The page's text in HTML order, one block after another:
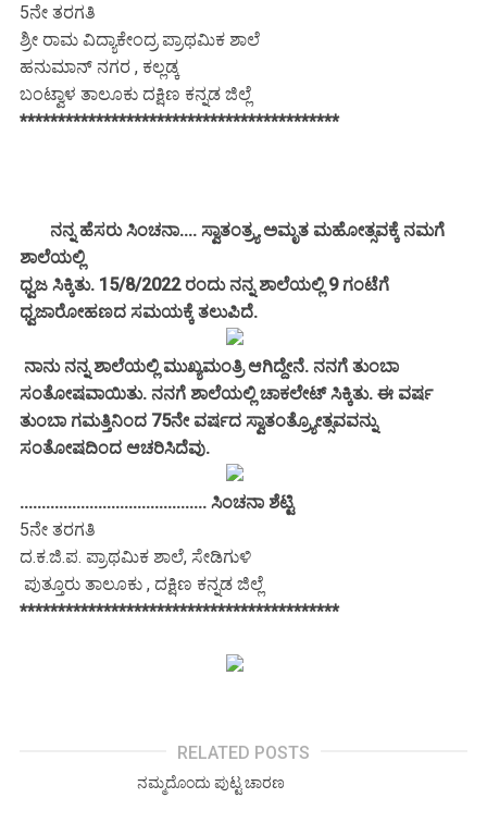
5ನೇ ತರಗತಿ
ಶ್ರೀ ರಾಮ ವಿದ್ಯಾಕೇಂದ್ರ ಪ್ರಾಥಮಿಕ ಶಾಲೆ
ಹನುಮಾನ್ ನಗರ , ಕಲ್ಲಡ್ಕ
ಬಂಟ್ವಾಳ ತಾಲೂಕು ದಕ್ಷಿಣ ಕನ್ನಡ ಜಿಲ್ಲೆ
******************************************
ನನ್ನ ಹೆಸರು ಸಿಂಚನಾ.... ಸ್ವಾತಂತ್ರ್ಯ ಅಮೃತ ಮಹೋತ್ಸವಕ್ಕೆ ನಮಗೆ
ಶಾಲೆಯಲ್ಲಿ
ಧ್ವಜ ‌ಸಿಕ್ಕಿತು. 15/8/2022 ರಂದು ನನ್ನ ಶಾಲೆಯಲ್ಲಿ 9 ಗಂಟೆಗೆ
ಧ್ವಜಾರೋಹಣದ ಸಮಯಕ್ಕೆ ತಲುಪಿದೆ.
ನಾನು ನನ್ನ ಶಾಲೆಯಲ್ಲಿ ಮುಖ್ಯಮಂತ್ರಿ ಆಗಿದ್ದೇನೆ. ನನಗೆ ತುಂಬಾ
ಸಂತೋಷವಾಯಿತು. ನನಗೆ ಶಾಲೆಯಲ್ಲಿ ಚಾಕಲೇಟ್ ಸಿಕ್ಕಿತು. ಈ ವರ್ಷ
ತುಂಬಾ ಗಮತ್ತಿನಿಂದ 75ನೇ ವರ್ಷದ ಸ್ವಾತಂತ್ರ್ಯೋತ್ಸವವನ್ನು
ಸಂತೋಷದಿಂದ ಆಚರಿಸಿದೆವು.
........................................... ಸಿಂಚನಾ ಶೆಟ್ಟಿ
5ನೇ ತರಗತಿ
ದ.ಕ.ಜಿ.ಪ. ಪ್ರಾಥಮಿಕ ಶಾಲೆ, ಸೇಡಿಗುಳಿ
ಪುತ್ತೂರು ತಾಲೂಕು , ದಕ್ಷಿಣ ಕನ್ನಡ ಜಿಲ್ಲೆ
******************************************
RELATED POSTS
ನಮ್ಮದೊಂದು ಪುಟ್ಟ ಚಾರಣ